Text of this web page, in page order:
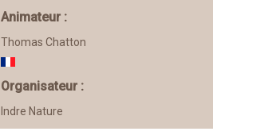
Animateur :
Thomas Chatton
Organisateur :
Indre Nature